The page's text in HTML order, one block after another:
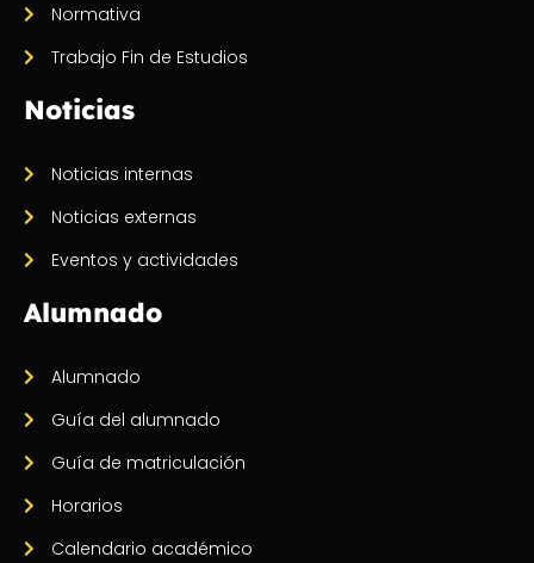
Normativa
Trabajo Fin de Estudios
Noticias
Noticias internas
Noticias externas
Eventos y actividades
Alumnado
Alumnado
Guía del alumnado
Guía de matriculación
Horarios
Calendario académico